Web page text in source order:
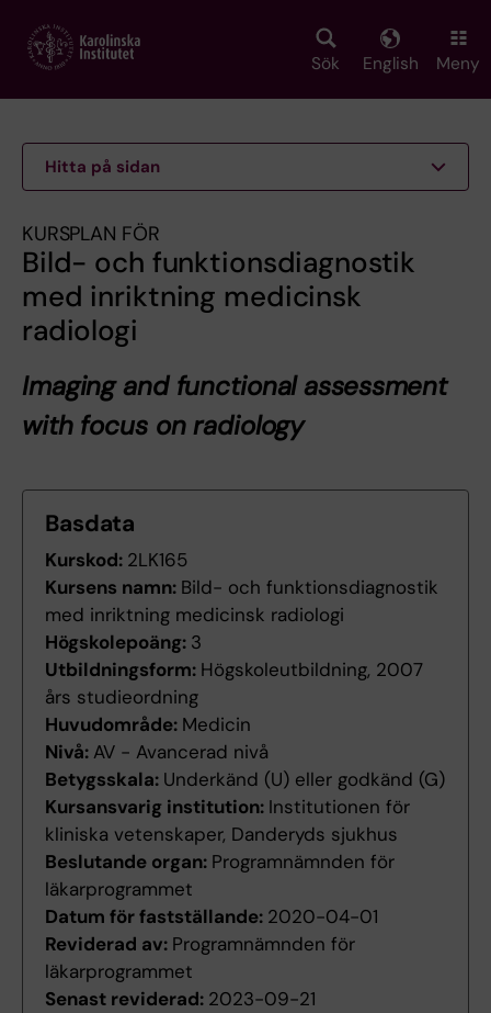
main
Sök English Meny
Hitta på sidan
KURSPLAN FÖR
Bild- och funktionsdiagnostik
med inriktning medicinsk
radiologi
Imaging and functional assessment
with focus on radiology
Basdata
Kurskod: 2LK165
Kursens namn: Bild- och funktionsdiagnostik
med inriktning medicinsk radiologi
Högskolepoäng: 3
Utbildningsform: Högskoleutbildning, 2007
års studieordning
Huvudområde: Medicin
Nivå: AV - Avancerad nivå
Betygsskala: Underkänd (U) eller godkänd (G)
Kursansvarig institution: Institutionen för
kliniska vetenskaper, Danderyds sjukhus
Beslutande organ: Programnämnden för
läkarprogrammet
Datum för fastställande: 2020-04-01
Reviderad av: Programnämnden för
läkarprogrammet
Senast reviderad: 2023-09-21